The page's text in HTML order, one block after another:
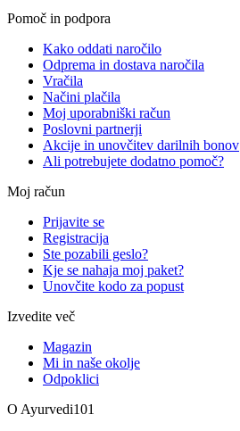
Pomoč in podpora
Kako oddati naročilo
Odprema in dostava naročila
Vračila
Načini plačila
Moj uporabniški račun
Poslovni partnerji
Akcije in unovčitev darilnih bonov
Ali potrebujete dodatno pomoč?
Moj račun
Prijavite se
Registracija
Ste pozabili geslo?
Kje se nahaja moj paket?
Unovčite kodo za popust
Izvedite več
Magazin
Mi in naše okolje
Odpoklici
O Ayurvedi101